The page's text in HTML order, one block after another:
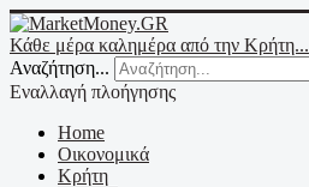
Κάθε μέρα καλημέρα από την Κρήτη...
Αναζήτηση...
Εναλλαγή πλοήγησης
Home
Οικονομικά
Κρήτη